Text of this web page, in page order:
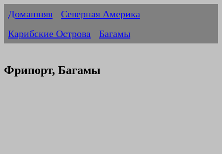
Домашняя
Северная Америка
Карибские Острова
Багамы
Фрипорт, Багамы